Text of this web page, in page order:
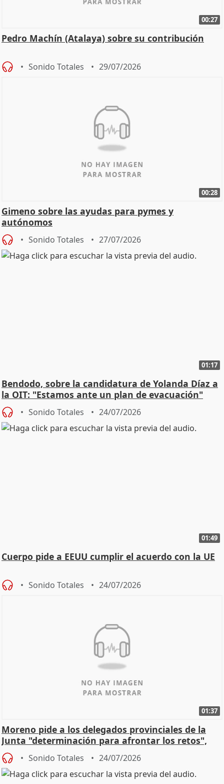
00:27
Pedro Machín (Atalaya) sobre su contribución
Sonido Totales 29/07/2026
00:28
Gimeno sobre las ayudas para pymes y
autónomos
Sonido Totales 27/07/2026
01:17
Bendodo, sobre la candidatura de Yolanda Díaz a
la OIT: "Estamos ante un plan de evacuación"
Sonido Totales 24/07/2026
01:49
Cuerpo pide a EEUU cumplir el acuerdo con la UE
Sonido Totales 24/07/2026
01:37
Moreno pide a los delegados provinciales de la
Junta "determinación para afrontar los retos",
diálog
Sonido Totales 24/07/2026